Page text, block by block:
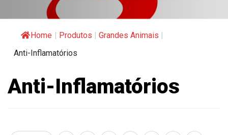
Home | Produtos | Grandes Animais |
Anti-Inflamatórios
Anti-Inflamatórios